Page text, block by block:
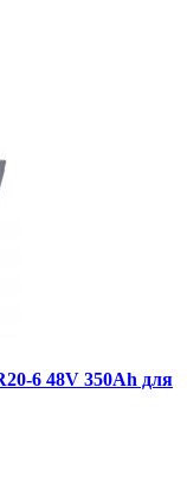
6 48V 350Ah для